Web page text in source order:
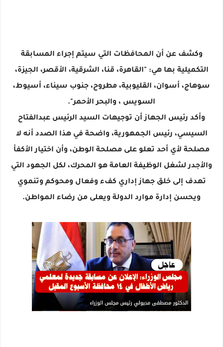
وكشف عن أن المحافظات التي سيتم إجراء المسابقة
التكميلية بها هي: "القاهرة، قنا، الشرقية، الأقصر، الجيزة،
سوهاج، أسوان، القليوبية، مطروح، جنوب سيناء، أسيوط،
السويس ، والبحر الأحمر".
وأكد رئيس الجهاز أن توجيهات السيد الرئيس عبدالفتاح
السيسي، رئيس الجمهورية، واضحة في هذا الصدد أنه لا
مصلحة لأي أحد تعلو على مصلحة الوطن، وأن اختيار الأكفأ
والأجدر لشغل الوظيفة العامة هو المحرك، لكل الجهود التي
تهدف إلى خلق جهاز إداري كفء وفعال ومحوكم وتنموي
ويحسن إدارة موارد الدولة ويعلى من رضاء المواطن.